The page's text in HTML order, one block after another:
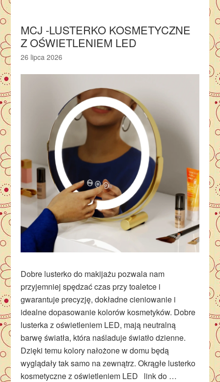
MCJ -LUSTERKO KOSMETYCZNE
Z OŚWIETLENIEM LED
26 lipca 2026
Dobre lusterko do makijażu pozwala nam
przyjemniej spędzać czas przy toaletce i
gwarantuje precyzję, dokładne cieniowanie i
idealne dopasowanie kolorów kosmetyków. Dobre
lusterka z oświetleniem LED, mają neutralną
barwę światła, która naśladuje światło dzienne.
Dzięki temu kolory nałożone w domu będą
wyglądały tak samo na zewnątrz. Okrągłe lusterko
kosmetyczne z oświetleniem LED link do …